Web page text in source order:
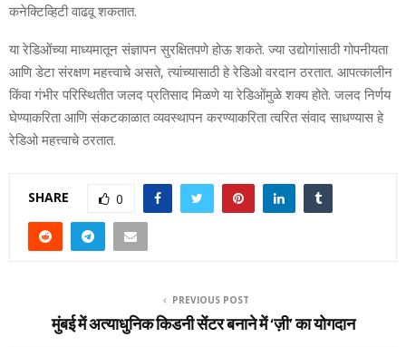
कनेक्टिव्हिटी वाढवू शकतात.
या रेडिओंच्या माध्यमातून संज्ञापन सुरक्षितपणे होऊ शकते. ज्या उद्योगांसाठी गोपनीयता
आणि डेटा संरक्षण महत्त्वाचे असते, त्यांच्यासाठी हे रेडिओ वरदान ठरतात. आपत्कालीन
किंवा गंभीर परिस्थितीत जलद प्रतिसाद मिळणे या रेडिओंमुळे शक्य होते. जलद निर्णय
घेण्याकरिता आणि संकटकाळात व्यवस्थापन करण्याकरिता त्वरित संवाद साधण्यास हे
रेडिओ महत्त्वाचे ठरतात.
SHARE 0
PREVIOUS POST
मुंबई में अत्याधुनिक किडनी सेंटर बनाने में ‘ज़ी’ का योगदान